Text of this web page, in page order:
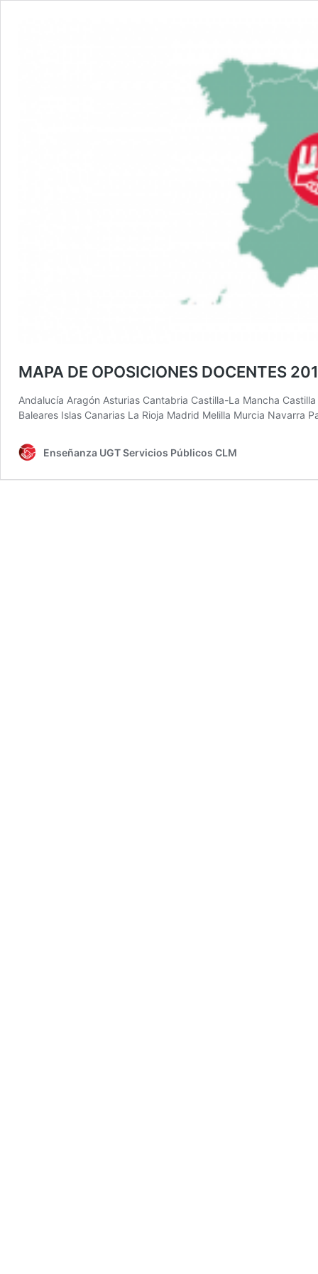
MAPA DE OPOSICIONES DOCENTES
Andalucía Aragón Asturias Cantabria Castilla-La Mancha
Baleares Islas Canarias La Rioja Madrid Melilla Murcia Navarra
Enseñanza UGT Servicios Públicos CLM